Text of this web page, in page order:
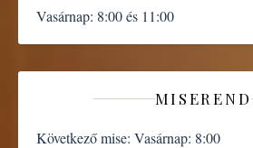
Vasárnap: 8:00 és 11:00
MISEREND
Következő mise: Vasárnap: 8:00